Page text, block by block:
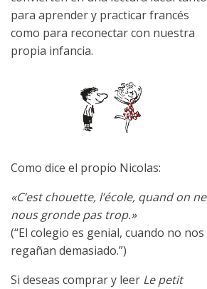
para aprender y practicar francés
como para reconectar con nuestra
propia infancia.
Como dice el propio Nicolas:
«C’est chouette, l’école, quand on ne
nous gronde pas trop.»
(“El colegio es genial, cuando no nos
regañan demasiado.”)
Si deseas comprar y leer Le petit